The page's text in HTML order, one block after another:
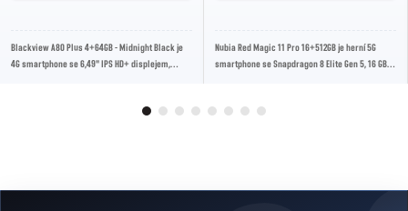
Blackview A80 Plus 4+64GB - Midnight Black je
4G smartphone se 6,49" IPS HD+ displejem,
Nubia Red Magic 11 Pro 16+512GB je herní 5G
smartphone se Snapdragon 8 Elite Gen 5, 16 GB